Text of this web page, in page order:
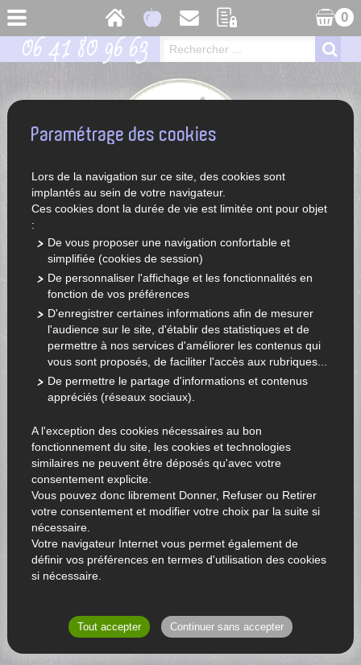
0
06 41 80 96 63
ACCUEIL LÉGUMES ET FRUITS DE SAISON
Paramétrage des cookies
Lors de la navigation sur ce site, des cookies sont
implantés au sein de votre navigateur.
Ces cookies dont la durée de vie est limitée ont pour objet
:
De vous proposer une navigation confortable et
simplifiée (cookies de session)
De personnaliser l'affichage et les fonctionnalités en
fonction de vos préférences
D'enregistrer certaines informations afin de mesurer
l'audience sur le site, d'établir des statistiques et de
permettre à nos services d'améliorer les contenus qui
vous sont proposés, de faciliter l'accès aux rubriques...
De permettre le partage d'informations et contenus
appréciés (réseaux sociaux).
A l'exception des cookies nécessaires au bon
fonctionnement du site, les cookies et technologies
similaires ne peuvent être déposés qu'avec votre
consentement explicite.
Vous pouvez donc librement Donner, Refuser ou Retirer
votre consentement et modifier votre choix par la suite si
nécessaire.
Votre navigateur Internet vous permet également de
définir vos préférences en termes d'utilisation des cookies
si nécessaire.
Tout accepter Continuer sans accepter